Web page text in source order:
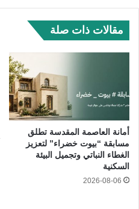
وك
مقالات ذات صلة
أمانة العاصمة المقدسة تطلق
مسابقة “بيوت خضراء” لتعزيز
الغطاء النباتي وتجميل البيئة
السكنية
2026-08-06